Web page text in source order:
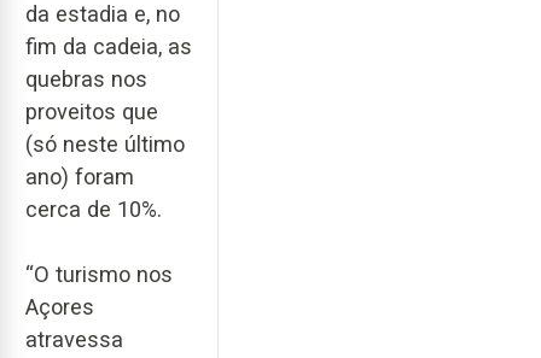
da estadia e, no
fim da cadeia, as
quebras nos
proveitos que
(só neste último
ano) foram
cerca de 10%.
“O turismo nos
Açores
atravessa